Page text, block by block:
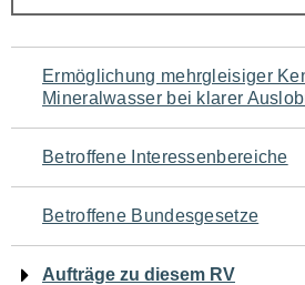
Navigation
für
den
Seiteninhalt
Ermöglichung mehrgleisiger
Mineralwasser bei klarer
Betroffene Interessenbereiche
Betroffene Bundesgesetze
Aufträge zu diesem RV